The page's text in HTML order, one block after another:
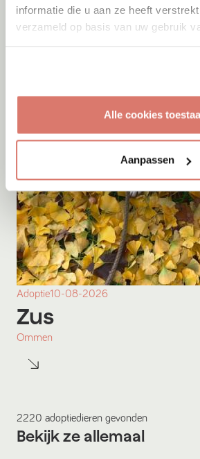
informatie die u aan ze heeft
verzameld op basis van uw gebruik
Alle cookies
Aanpassen
Adoptie10-08-2026
Zus
Ommen
2220 adoptiedieren gevonden
Bekijk ze allemaal